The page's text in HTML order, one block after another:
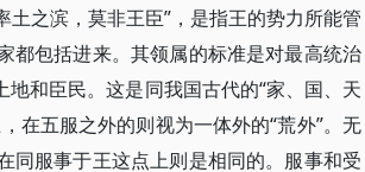
土之滨，莫非王臣”，是指王的势力所能管
都包括进来。其领属的标准是对最高统治
和臣民。这是同我国古代的“家、国、天
在五服之外的则视为一体外的“荒外”。无
同服事于王这点上则是相同的。服事和受